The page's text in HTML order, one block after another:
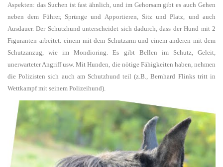
Aspekten: das Suchen ist fast ähnlich, und im Gehorsam gibt es auch Gehen
neben dem Führer, Sprünge und Apportieren, Sitz und Platz, und auch
Ausdauer. Der Schutzhund unterscheidet sich dadurch, dass der Hund mit 2
Figuranten arbeitet: einem mit dem Schutzarm und einem anderen mit dem
Schutzanzug, wie im Mondioring. Es gibt Bellen im Schutz, Geleit,
unerwarteter Angriff usw. Mit Hunden, die nötige Fähigkeiten haben, nehmen
die Polizisten sich auch am Schutzhund teil (z.B., Bernhard Flinks tritt in
Wettkampf mit seinem Polizeihund).